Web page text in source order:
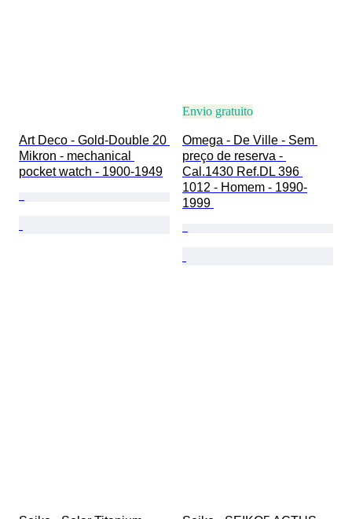
Art Deco - Gold-Double 20
Mikron - mechanical
pocket watch - 1900-1949
Envio gratuito
Omega - De Ville - Sem
preço de reserva -
Cal.1430 Ref.DL 396
1012 - Homem - 1990-
1999